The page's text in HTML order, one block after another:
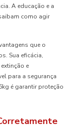
A educação e a
como agir
que o
Sua eficácia,
e
para a segurança
é garantir proteção